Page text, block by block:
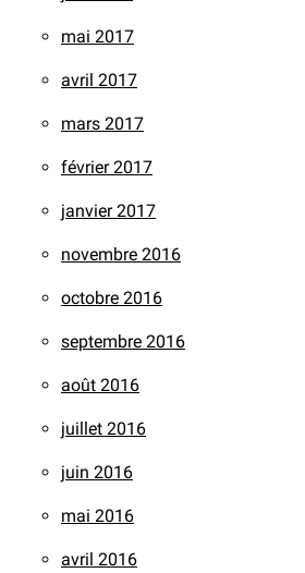
mai 2017
avril 2017
mars 2017
février 2017
janvier 2017
novembre 2016
octobre 2016
septembre 2016
août 2016
juillet 2016
juin 2016
mai 2016
avril 2016